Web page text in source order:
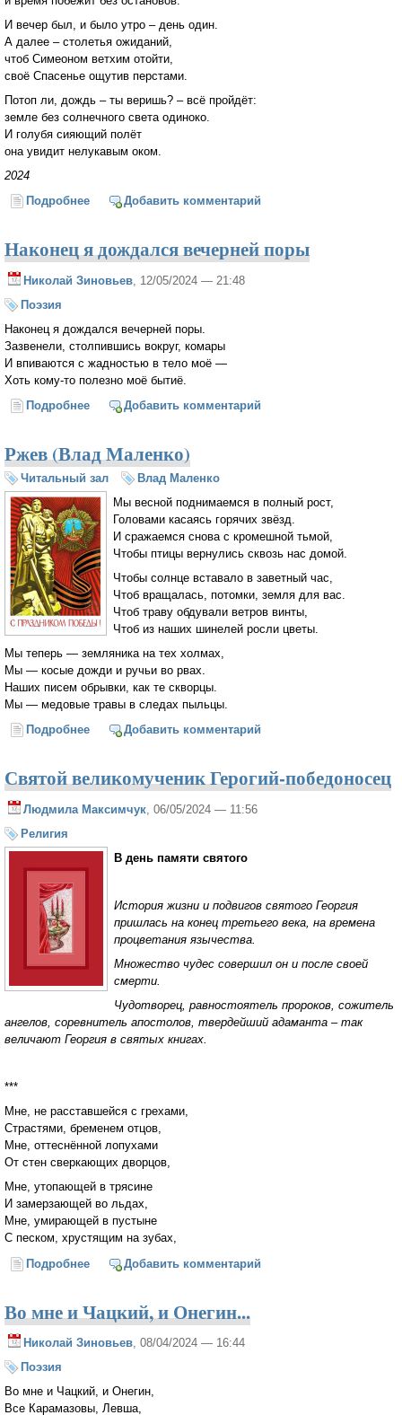
И вечер был, и было утро – день один.
А далее – столетья ожиданий,
чтоб Симеоном ветхим отойти,
своё Спасенье ощутив перстами.
Потоп ли, дождь – ты веришь? – всё пройдёт:
земле без солнечного света одиноко.
И голубя сияющий полёт
она увидит нелукавым оком.
2024
Подробнее о Пусть небо превратится в дождь
Добавить комментарий
Наконец я дождался вечерней поры
Николай Зиновьев, 12/05/2024 — 21:48
Поэзия
Наконец я дождался вечерней поры.
Зазвенели, столпившись вокруг, комары
И впиваются с жадностью в тело моё —
Хоть кому-то полезно моё бытиё.
Подробнее о Наконец я дождался вечерней поры
Добавить комментарий
Ржев (Влад Маленко)
Читальный зал
Влад Маленко
Мы весной поднимаемся в полный рост,
Головами касаясь горячих звёзд.
И сражаемся снова с кромешной тьмой,
Чтобы птицы вернулись сквозь нас домой.
Чтобы солнце вставало в заветный час,
Чтоб вращалась, потомки, земля для вас.
Чтоб траву обдували ветров винты,
Чтоб из наших шинелей росли цветы.
Мы теперь — земляника на тех холмах,
Мы — косые дожди и ручьи во рвах.
Наших писем обрывки, как те скворцы.
Мы — медовые травы в следах пыльцы.
Подробнее о Ржев (Влад Маленко)
Добавить комментарий
Святой великомученик Герогий-победоносец
Людмила Максимчук, 06/05/2024 — 11:56
Религия
В день памяти святого
История жизни и подвигов святого Георгия
пришлась на конец третьего века, на времена
процветания язычества.
Множество чудес совершил он и после своей
смерти.
Чудотворец, равностоятель пророков, сожитель
ангелов, соревнитель апостолов, твердейший адаманта – так
величают Георгия в святых книгах.
***
Мне, не расставшейся с грехами,
Страстями, бременем отцов,
Мне, оттеснённой лопухами
От стен сверкающих дворцов,
Мне, утопающей в трясине
И замерзающей во льдах,
Мне, умирающей в пустыне
С песком, хрустящим на зубах,
Подробнее о Святой великомученик Герогий-победоносец
Добавить комментарий
Во мне и Чацкий, и Онегин...
Николай Зиновьев, 08/04/2024 — 16:44
Поэзия
Во мне и Чацкий, и Онегин,
Все Карамазовы, Левша,